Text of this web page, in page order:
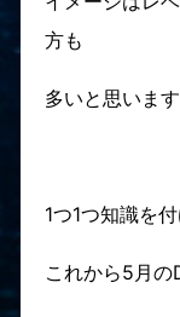
方も
多いと思いま
1つ1つ知識を
これから5月の